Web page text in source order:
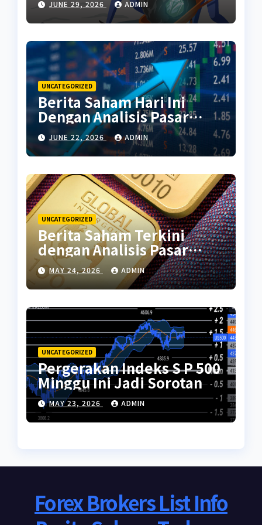
JUNE 29, 2026 ADMIN
UNCATEGORIZED
Berita Saham Hari Ini
Dengan Analisis Pasar
Terbaru
JUNE 22, 2026 ADMIN
UNCATEGORIZED
Berita Saham Terkini
dengan Analisis Pasar
Global
MAY 24, 2026 ADMIN
UNCATEGORIZED
Pergerakan Indeks S P 500
Minggu Ini Jadi Sorotan
MAY 23, 2026 ADMIN
Forex Brokers List Info